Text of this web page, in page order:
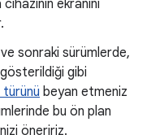
ekranını
sonraki sürümlerde,
gibi
beyan etmeniz
bu ön plan
öneririz.